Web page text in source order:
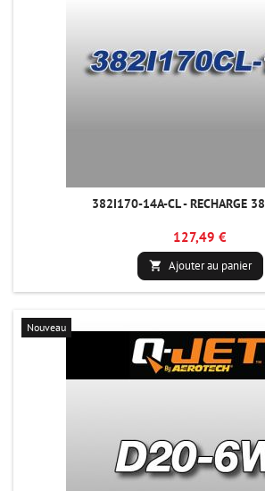
382I170-14A-CL - RECHARGE
127,49 €
 Ajouter au panier
Nouveau